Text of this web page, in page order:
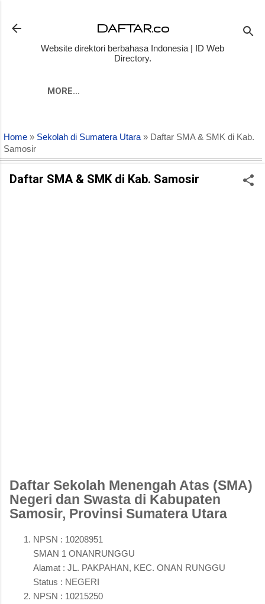
DAFTAR.co
Website direktori berbahasa Indonesia | ID Web
Directory.
MORE…
Home » Sekolah di Sumatera Utara » Daftar SMA & SMK di Kab.
Samosir
Daftar SMA & SMK di Kab. Samosir
Daftar Sekolah Menengah Atas (SMA)
Negeri dan Swasta di Kabupaten
Samosir, Provinsi Sumatera Utara
NPSN : 10208951
SMAN 1 ONANRUNGGU
Alamat : JL. PAKPAHAN, KEC. ONAN RUNGGU
Status : NEGERI
NPSN : 10215250